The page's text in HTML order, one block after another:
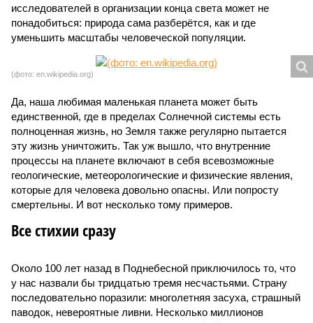
исследователей в организации конца света может не
понадобиться: природа сама разберётся, как и где
уменьшить масштабы человеческой популяции.
(фото: en.wikipedia.org)
Да, наша любимая маленькая планета может быть
единственной, где в пределах Солнечной системы есть
полноценная жизнь, но Земля также регулярно пытается
эту жизнь уничтожить. Так уж вышло, что внутренние
процессы на планете включают в себя всевозможные
геологические, метеорологические и физические явления,
которые для человека довольно опасны. Или попросту
смертельны. И вот несколько тому примеров.
Все стихии сразу
Около 100 лет назад в Поднебесной приключилось то, что
у нас назвали бы тридцатью тремя несчастьями. Страну
последовательно поразили: многолетняя засуха, страшный
паводок, невероятные ливни. Несколько миллионов